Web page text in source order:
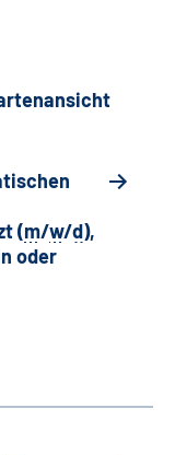
(m/w/d),
oder